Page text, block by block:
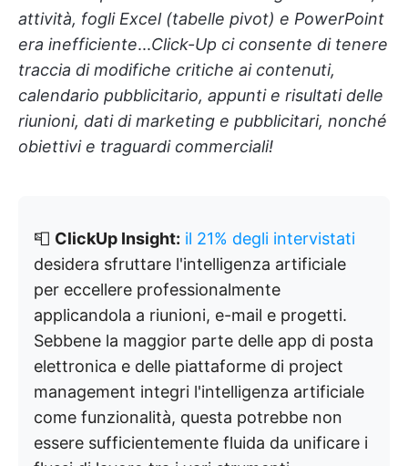
attività, fogli Excel (tabelle pivot) e PowerPoint
era inefficiente...Click-Up ci consente di tenere
traccia di modifiche critiche ai contenuti,
calendario pubblicitario, appunti e risultati delle
riunioni, dati di marketing e pubblicitari, nonché
obiettivi e traguardi commerciali!
📮 ClickUp Insight: il 21% degli intervistati
desidera sfruttare l'intelligenza artificiale
per eccellere professionalmente
applicandola a riunioni, e-mail e progetti.
Sebbene la maggior parte delle app di posta
elettronica e delle piattaforme di project
management integri l'intelligenza artificiale
come funzionalità, questa potrebbe non
essere sufficientemente fluida da unificare i